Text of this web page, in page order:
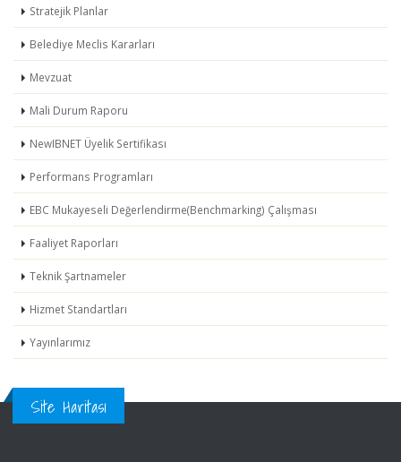
Stratejik Planlar
Belediye Meclis Kararları
Mevzuat
Mali Durum Raporu
NewIBNET Üyelik Sertifikası
Performans Programları
EBC Mukayeseli Değerlendirme(Benchmarking) Çalışması
Faaliyet Raporları
Teknik Şartnameler
Hizmet Standartları
Yayınlarımız
Site Haritası